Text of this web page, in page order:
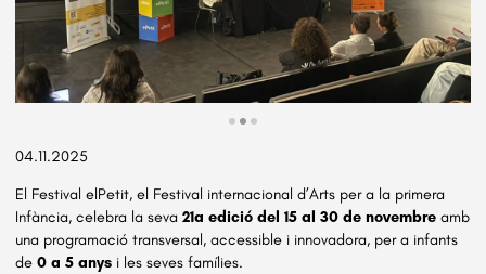
04.11.2025
El Festival elPetit, el Festival internacional d’Arts per a la primera
Infància, celebra la seva21a edició del 15 al 30 de novembreamb
una programació transversal, accessible i innovadora, per a infants
de0 a 5 anys i les seves famílies.